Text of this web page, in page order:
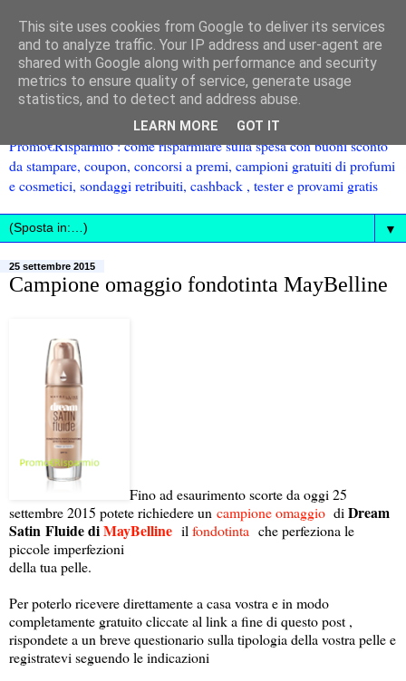
Promo€Risparmio : come risparmiare sulla spesa con buoni sconto
da stampare, coupon, concorsi a premi, campioni gratuiti di profumi
e cosmetici, sondaggi retribuiti, cashback , tester e provami gratis
▼
25 settembre 2015
Campione omaggio fondotinta MayBelline
Fino ad esaurimento scorte da oggi 25
settembre 2015 potete richiedere un campione omaggio di Dream
Satin Fluide diMayBelline il fondotinta che perfeziona le
piccole imperfezioni
della tua pelle.
Per poterlo ricevere direttamente a casa vostra e in modo
completamente gratuito cliccate al link a fine di questo post ,
rispondete a un breve questionario sulla tipologia della vostra pelle e
registratevi seguendo le indicazioni
This site uses cookies from Google to deliver its services
and to analyze traffic. Your IP address and user-agent are
shared with Google along with performance and security
metrics to ensure quality of service, generate usage
statistics, and to detect and address abuse.
LEARN MORE GOT IT